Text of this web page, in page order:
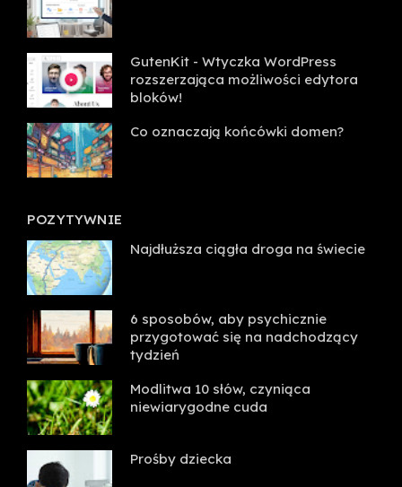
GutenKit - Wtyczka WordPress
rozszerzająca możliwości edytora
bloków!
Co oznaczają końcówki domen?
POZYTYWNIE
Najdłuższa ciągła droga na świecie
6 sposobów, aby psychicznie
przygotować się na nadchodzący
tydzień
Modlitwa 10 słów, czyniąca
niewiarygodne cuda
Prośby dziecka